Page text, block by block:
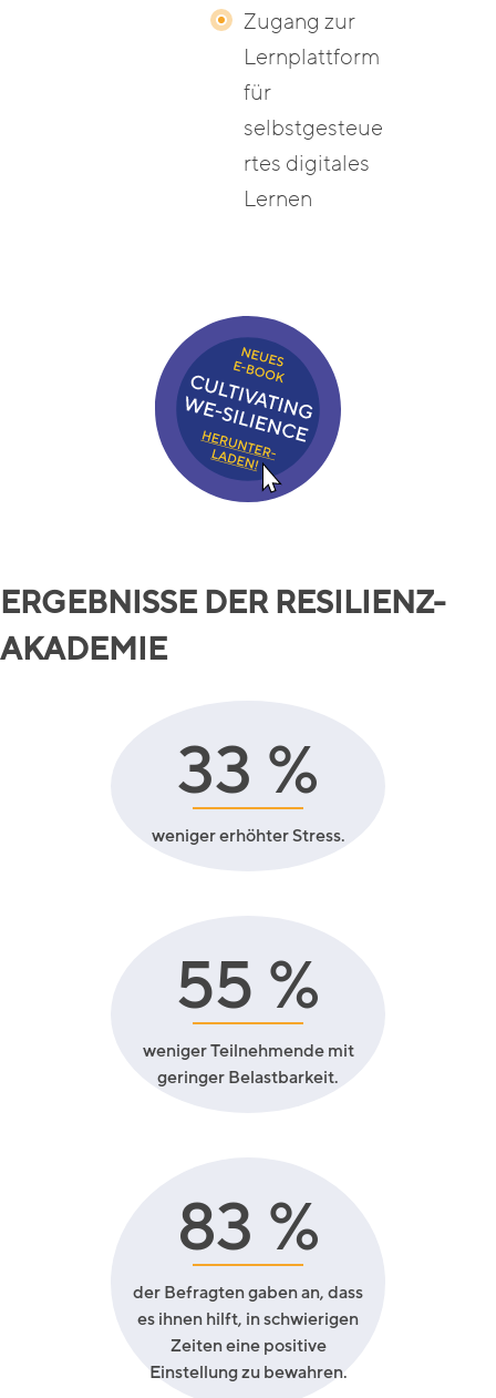
Zugang zur
Lernplattform
für
selbstgesteue
rtes digitales
Lernen
ERGEBNISSE DER RESILIENZ-
AKADEMIE
33 %
weniger erhöhter Stress.
55 %
weniger Teilnehmende mit
geringer Belastbarkeit.
83 %
der Befragten gaben an, dass
es ihnen hilft, in schwierigen
Zeiten eine positive
Einstellung zu bewahren.